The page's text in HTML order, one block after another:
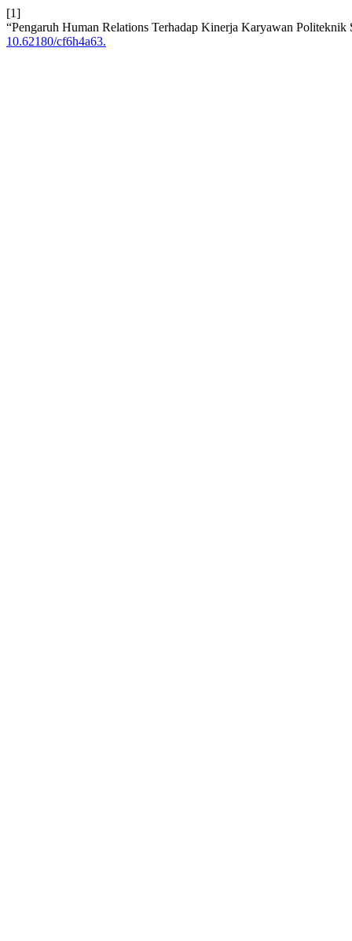
[1]
“Pengaruh Human Relations Terhadap Kinerja Karyawan Politeknik
10.62180/cf6h4a63.